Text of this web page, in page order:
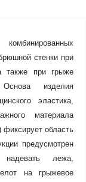
стенки при
также при грыже
изделия
эластика,
материала
фиксирует область
предусмотрен
надевать лежа,
на грыжевое